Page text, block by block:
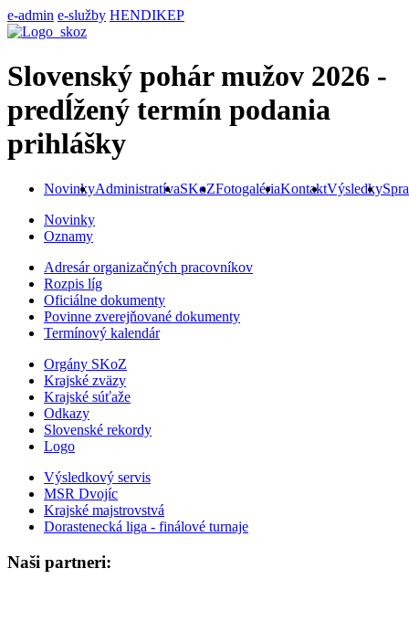
e-admin e-služby HENDIKEP
Slovenský pohár mužov 2026 -
predĺžený termín podania
prihlášky
NovinkyAdministratívaSKoZFotogalériaKontaktVýsledky
Novinky
Oznamy
Adresár organizačných pracovníkov
Rozpis líg
Oficiálne dokumenty
Povinne zverejňované dokumenty
Termínový kalendár
Orgány SKoZ
Krajské zväzy
Krajské súťaže
Odkazy
Slovenské rekordy
Logo
Výsledkový servis
MSR Dvojíc
Krajské majstrovstvá
Dorastenecká liga - finálové turnaje
Naši partneri: